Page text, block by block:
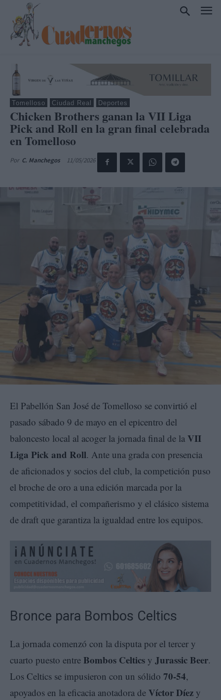
Tomelloso Ciudad Real Deportes
Chicken Brothers ganan la VII Liga
Pick and Roll en la gran final celebrada
en Tomelloso
Por C. Manchegos 11/05/2026
El Pabellón San José de Tomelloso se convirtió el
pasado sábado 9 de mayo en el epicentro del
baloncesto local al acoger la jornada final de la VII
Liga Pick and Roll. Ante una grada con presencia
de aficionados y socios del club, la competición puso
el broche de oro a una edición marcada por la
competitividad, el compañerismo y el clásico sistema
de draft que garantiza la igualdad entre los equipos.
Bronce para Bombos Celtics
La jornada comenzó con la disputa por el tercer y
cuarto puesto entre Bombos Celtics y Jurassic Beer.
Los Celtics se impusieron con un sólido 70-54,
apoyados en la eficacia anotadora de Víctor Díez y